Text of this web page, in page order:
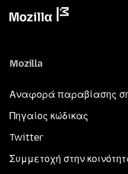
Mozilla
Αναφορά παραβίασης
Πηγαίος κώδικας
Twitter
Συμμετοχή στην